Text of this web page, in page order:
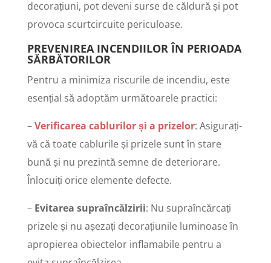
decorațiuni, pot deveni surse de căldură și pot
provoca scurtcircuite periculoase.
PREVENIREA INCENDIILOR ÎN PERIOADA
SĂRBĂTORILOR
Pentru a minimiza riscurile de incendiu, este
esențial să adoptăm următoarele practici:
–Verificarea cablurilor și a prizelor: Asigurați-
vă că toate cablurile și prizele sunt în stare
bună și nu prezintă semne de deteriorare.
Înlocuiți orice elemente defecte.
– Evitarea supraîncălzirii: Nu supraîncărcați
prizele și nu așezați decorațiunile luminoase în
apropierea obiectelor inflamabile pentru a